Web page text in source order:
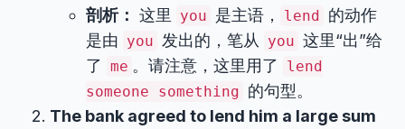
剖析： 这里 you 是主语， lend 的动作
是由 you 发出的，笔从 you 这里“出”给
了 me 。请注意，这里用了
lend
someone something 的句型。
The bank agreed to lend him a large sum